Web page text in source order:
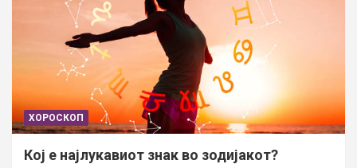
ХОРОСКОП
Кој е најлукавиот знак во зодијакот?